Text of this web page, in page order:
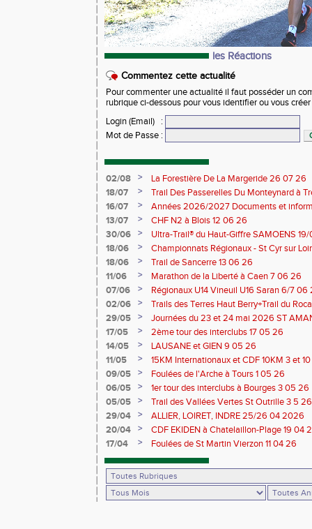
les Réactions
Commentez cette actualité
Pour commenter une actualité il faut posséder un
rubrique ci-dessous pour vous identifier ou vous
Login (Email)
:
Mot de Passe :
02/08 >
La Forestière De La Margeride 26 07 26
18/07
>
Trail Des Passerelles Du Monteynard à
16/07
>
Années 2026/2027 Documents et
13/07
>
CHF N2 à Blois 12 06 26
30/06
>
Ultra-Trail® du Haut-Giffre SAMOENS
18/06
>
Championnats Régionaux - St Cyr sur
Saran 13/14 06 26
18/06 >
Trail de Sancerre 13 06 26
11/06
>
Marathon de la Liberté à Caen 7 06 26
07/06
>
Régionaux U14 Vineuil U16 Saran 6/7 06
02/06
>
Trails des Terres Haut Berry+Trail du
du Berry 30/31 05 2026
29/05 >
Journées du 23 et 24 mai 2026 ST
17/05
>
2ème tour des interclubs 17 05 26
14/05
>
LAUSANE et GIEN 9 05 26
11/05
>
15KM Internationaux et CDF 10KM 3 et
09/05
>
Foulées de l'Arche à Tours 1 05 26
06/05
>
1er tour des interclubs à Bourges 3 05 26
05/05
>
Trail des Vallées Vertes St Outrille 3 5 26
29/04
>
ALLIER, LOIRET, INDRE 25/26 04 2026
20/04
>
CDF EKIDEN à Chatelaillon-Plage 19 04
17/04
> Foulées de St Martin Vierzon 11 04 26